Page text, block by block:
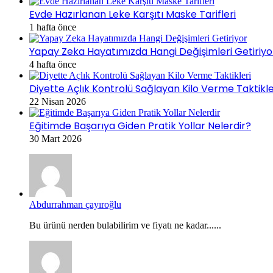
Evde Hazırlanan Leke Karşıtı Maske Tarifleri
1 hafta önce
Yapay Zeka Hayatımızda Hangi Değişimleri
4 hafta önce
Diyette Açlık Kontrolü Sağlayan Kilo Verme
22 Nisan 2026
Eğitimde Başarıya Giden Pratik Yollar Nelerdir?
30 Mart 2026
Abdurrahman çayıroğlu
Bu ürünü nerden bulabilirim ve fiyatı ne kadar......